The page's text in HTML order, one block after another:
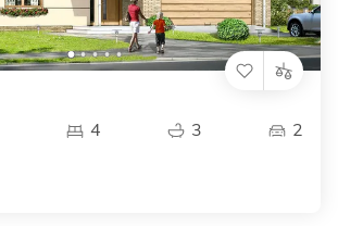
4 3 2